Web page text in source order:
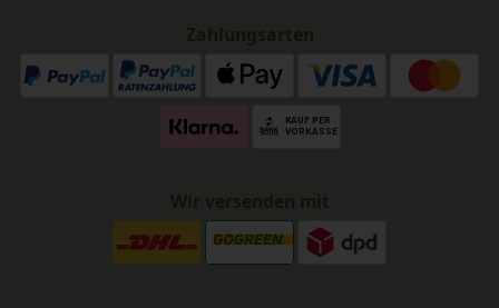
Zahlungsarten
Wir versenden mit